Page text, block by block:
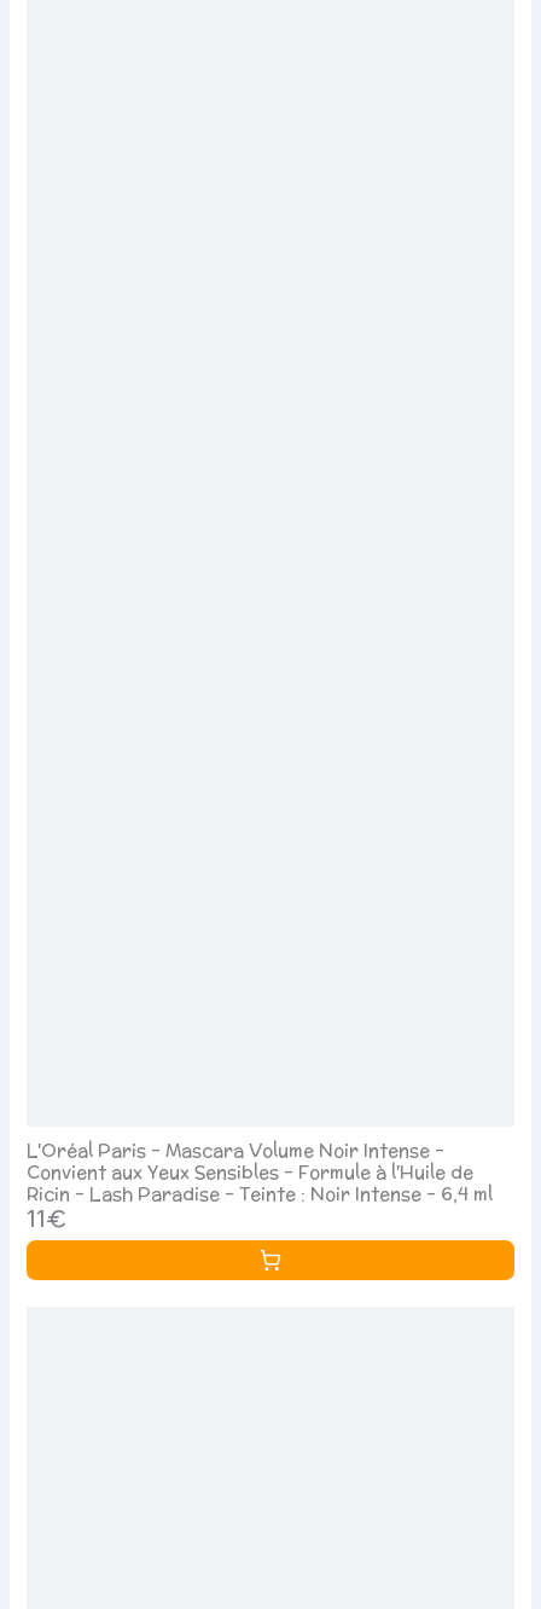
L'Oréal Paris - Mascara Volume Noir Intense -
Convient aux Yeux Sensibles - Formule à l'Huile de
Ricin - Lash Paradise - Teinte : Noir Intense - 6,4 ml
11€